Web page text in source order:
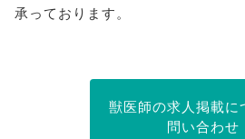
承っております。
獣医師の求人掲載に
問い合わせ